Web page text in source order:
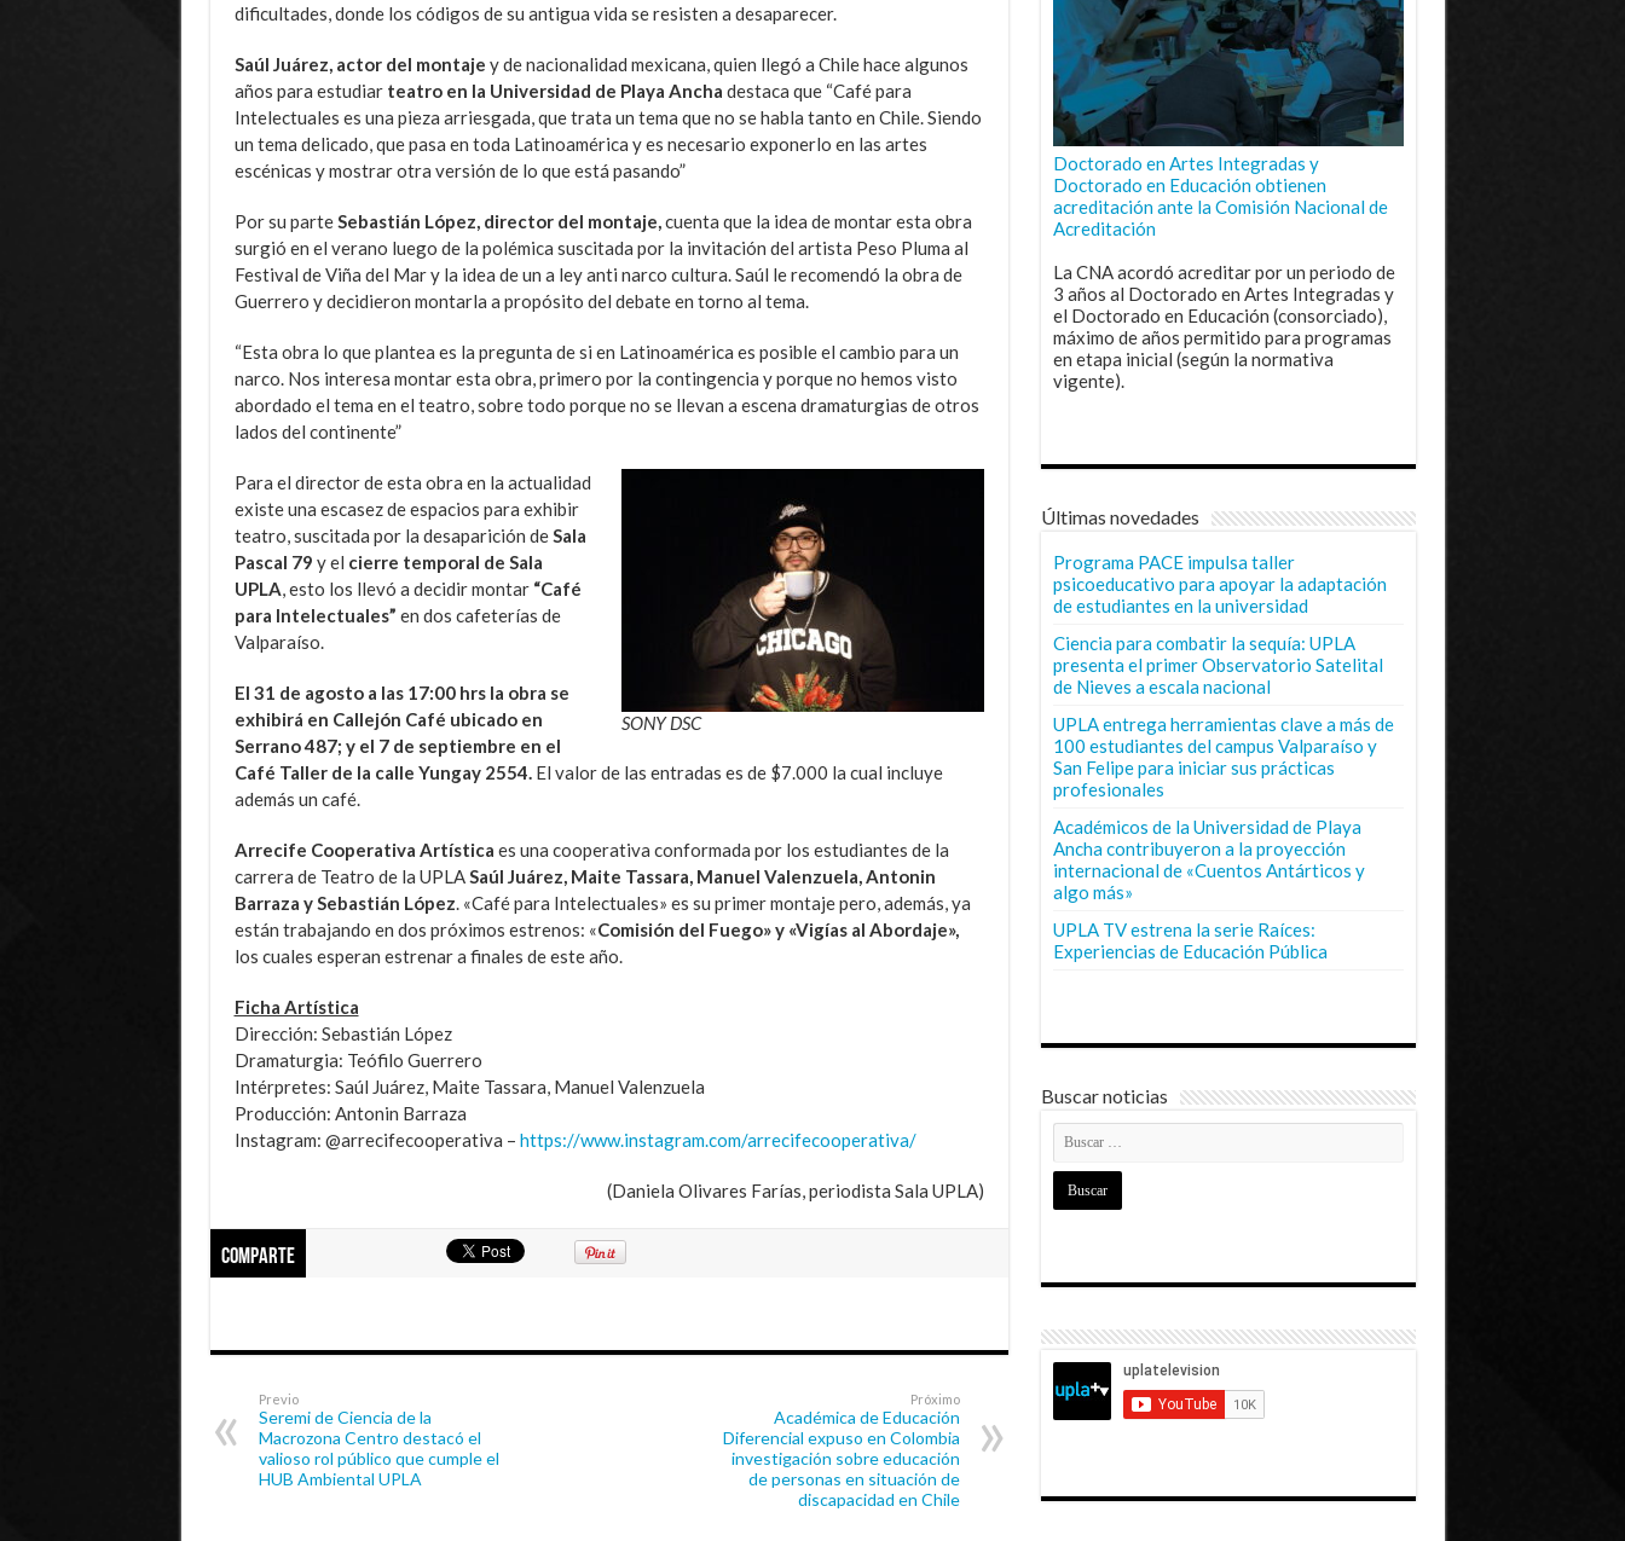
dificultades, donde los códigos de su antigua vida se resisten a desaparecer.
Saúl Juárez, actor del montaje y de nacionalidad mexicana, quien llegó a Chile hace algunos
años para estudiar teatro en la Universidad de Playa Ancha destaca que “Café para
Intelectuales es una pieza arriesgada, que trata un tema que no se habla tanto en Chile. Siendo
un tema delicado, que pasa en toda Latinoamérica y es necesario exponerlo en las artes
escénicas y mostrar otra versión de lo que está pasando”
Por su parteSebastián López, director del montaje,cuenta que la idea de montar esta obra
surgió en el verano luego de la polémica suscitada por la invitación del artista Peso Pluma al
Festival de Viña del Mar y la idea de un a ley anti narco cultura. Saúl le recomendó la obra de
Guerrero y decidieron montarla a propósito del debate en torno al tema.
“Esta obra lo que plantea es la pregunta de si en Latinoamérica es posible el cambio para un
narco. Nos interesa montar esta obra, primero por la contingencia y porque no hemos visto
abordado el tema en el teatro, sobre todo porque no se llevan a escena dramaturgias de otros
lados del continente”
SONY DSC
Para el director de esta obra en la actualidad
existe una escasez de espacios para exhibir
teatro, suscitada por la desaparición deSala
Pascal 79 y el cierre temporal de Sala
UPLA, esto los llevó a decidir montar “Café
para Intelectuales” en dos cafeterías de
Valparaíso.
El 31 de agosto a las 17:00 hrs la obra se
exhibirá en Callejón Café ubicado en
Serrano 487; y el 7 de septiembre en el
Café Taller de la calle Yungay 2554.El valor de las entradas es de $7.000 la cual incluye
además un café.
Arrecife Cooperativa Artística es una cooperativa conformada por los estudiantes de la
carrera de Teatro de la UPLASaúl Juárez, Maite Tassara, Manuel Valenzuela, Antonin
Barraza y Sebastián López. «Café para Intelectuales» es su primer montaje pero, además, ya
están trabajando en dos próximos estrenos: «Comisión del Fuego» y «Vigías al Abordaje»,
los cuales esperan estrenar a finales de este año.
Ficha Artística
Dirección: Sebastián López
Dramaturgia: Teófilo Guerrero
Intérpretes: Saúl Juárez, Maite Tassara, Manuel Valenzuela
Producción: Antonin Barraza
Instagram: @arrecifecooperativa – https://www.instagram.com/arrecifecooperativa/
(Daniela Olivares Farías, periodista Sala UPLA)
Comparte
Previo
Seremi de Ciencia de la
Macrozona Centro destacó el
valioso rol público que cumple el
HUB Ambiental UPLA
Próximo
Académica de Educación
Diferencial expuso en Colombia
investigación sobre educación
de personas en situación de
discapacidad en Chile
Doctorado en Artes Integradas y
Doctorado en Educación obtienen
acreditación ante la Comisión Nacional de
Acreditación
La CNA acordó acreditar por un periodo de
3 años al Doctorado en Artes Integradas y
el Doctorado en Educación (consorciado),
máximo de años permitido para programas
en etapa inicial (según la normativa
vigente).
Últimas novedades
Programa PACE impulsa taller
psicoeducativo para apoyar la adaptación
de estudiantes en la universidad
Ciencia para combatir la sequía: UPLA
presenta el primer Observatorio Satelital
de Nieves a escala nacional
UPLA entrega herramientas clave a más de
100 estudiantes del campus Valparaíso y
San Felipe para iniciar sus prácticas
profesionales
Académicos de la Universidad de Playa
Ancha contribuyeron a la proyección
internacional de «Cuentos Antárticos y
algo más»
UPLA TV estrena la serie Raíces:
Experiencias de Educación Pública
Buscar noticias